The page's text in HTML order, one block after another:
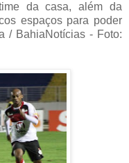
da casa, além da
espaços para poder
/ BahiaNotícias - Foto: